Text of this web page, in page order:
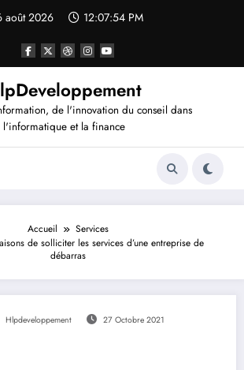
août 2026 12:07:54 PM
de l'innovation du conseil dans
l'informatique et la finance
Accueil
Services
de solliciter les services d’une entreprise de
débarras
Hlpdeveloppement 27 Octobre 2021